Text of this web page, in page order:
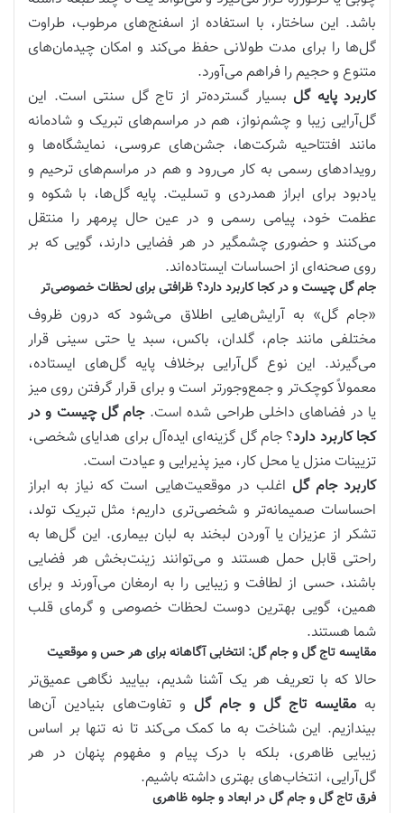
باشد. این ساختار، با استفاده از اسفنج‌های مرطوب، طراوت
گل‌ها را برای مدت طولانی حفظ می‌کند و امکان چیدمان‌های
متنوع و حجیم را فراهم می‌آورد.
کاربرد پایه گل بسیار گسترده‌تر از تاج گل سنتی است. این
گل‌آرایی زیبا و چشم‌نواز، هم در مراسم‌های تبریک و شادمانه
مانند افتتاحیه شرکت‌ها، جشن‌های عروسی، نمایشگاه‌ها و
رویدادهای رسمی به کار می‌رود و هم در مراسم‌های ترحیم و
یادبود برای ابراز همدردی و تسلیت. پایه گل‌ها، با شکوه و
عظمت خود، پیامی رسمی و در عین حال پرمهر را منتقل
می‌کنند و حضوری چشمگیر در هر فضایی دارند، گویی که بر
روی صحنه‌ای از احساسات ایستاده‌اند.
جام گل چیست و در کجا کاربرد دارد؟ ظرافتی برای لحظات خصوصی‌تر
«جام گل» به آرایش‌هایی اطلاق می‌شود که درون ظروف
مختلفی مانند جام، گلدان، باکس، سبد یا حتی سینی قرار
می‌گیرند. این نوع گل‌آرایی برخلاف پایه گل‌های ایستاده،
معمولاً کوچک‌تر و جمع‌وجورتر است و برای قرار گرفتن روی میز
یا در فضاهای داخلی طراحی شده است. جام گل چیست و در
کجا کاربرد دارد؟ جام گل گزینه‌ای ایده‌آل برای هدایای شخصی،
تزیینات منزل یا محل کار، میز پذیرایی و عیادت است.
کاربرد جام گل اغلب در موقعیت‌هایی است که نیاز به ابراز
احساسات صمیمانه‌تر و شخصی‌تری داریم؛ مثل تبریک تولد،
تشکر از عزیزان یا آوردن لبخند به لبان بیماری. این گل‌ها به
راحتی قابل حمل هستند و می‌توانند زینت‌بخش هر فضایی
باشند، حسی از لطافت و زیبایی را به ارمغان می‌آورند و برای
همین، گویی بهترین دوست لحظات خصوصی و گرمای قلب
شما هستند.
مقایسه تاج گل و جام گل: انتخابی آگاهانه برای هر حس و موقعیت
حالا که با تعریف هر یک آشنا شدیم، بیایید نگاهی عمیق‌تر
به مقایسه تاج گل و جام گل و تفاوت‌های بنیادین آن‌ها
بیندازیم. این شناخت به ما کمک می‌کند تا نه تنها بر اساس
زیبایی ظاهری، بلکه با درک پیام و مفهوم پنهان در هر
گل‌آرایی، انتخاب‌های بهتری داشته باشیم.
فرق تاج گل و جام گل در ابعاد و جلوه ظاهری